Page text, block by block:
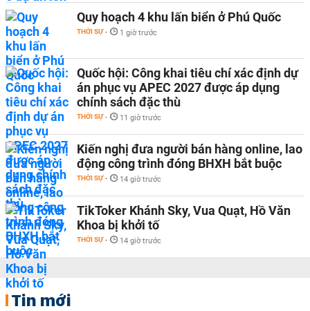
Quy hoạch 4 khu lấn biển ở Phú Quốc
THỜI SỰ - 1 giờ trước
Quốc hội: Công khai tiêu chí xác định dự
án phục vụ APEC 2027 được áp dụng
chính sách đặc thù
THỜI SỰ - 11 giờ trước
Kiến nghị đưa người bán hàng online, lao
động công trình đóng BHXH bắt buộc
THỜI SỰ - 14 giờ trước
TikToker Khánh Sky, Vua Quạt, Hồ Văn
Khoa bị khởi tố
THỜI SỰ - 14 giờ trước
Tin mới